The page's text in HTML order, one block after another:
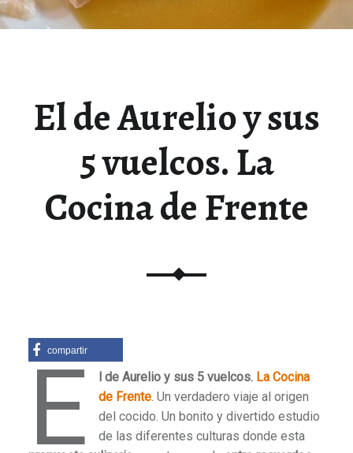
El de Aurelio y sus
5 vuelcos. La
Cocina de Frente
compartir
E l de Aurelio y sus 5 vuelcos. La Cocina
de Frente. Un verdadero viaje al origen
del cocido. Un bonito y divertido estudio
de las diferentes culturas donde esta